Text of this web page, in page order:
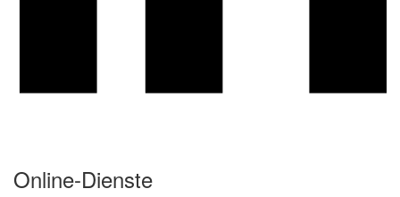
Online-Dienste